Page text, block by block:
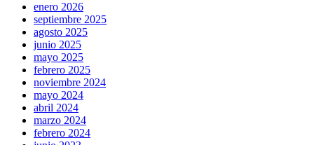
enero 2026
septiembre 2025
agosto 2025
junio 2025
mayo 2025
febrero 2025
noviembre 2024
mayo 2024
abril 2024
marzo 2024
febrero 2024